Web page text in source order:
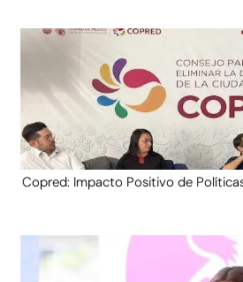
Copred: Impacto Positivo de